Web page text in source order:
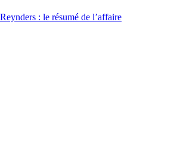
: le résumé de l’affaire